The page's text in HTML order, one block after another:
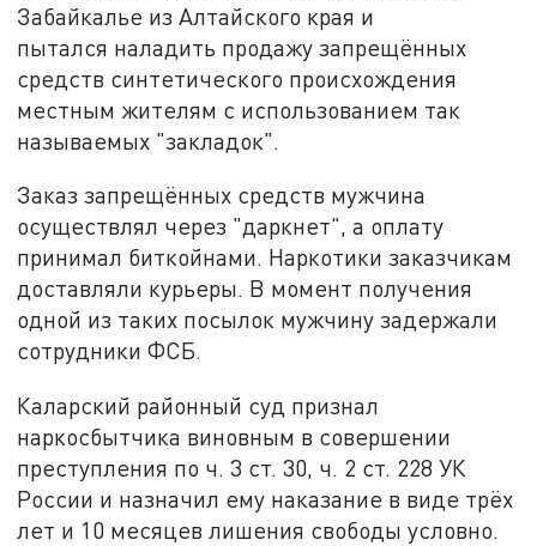
Забайкалье из Алтайского края и
пытался наладить продажу запрещённых
средств синтетического происхождения
местным жителям с использованием так
называемых "закладок".
Заказ запрещённых средств мужчина
осуществлял через "даркнет", а оплату
принимал биткойнами. Наркотики заказчикам
доставляли курьеры. В момент получения
одной из таких посылок мужчину задержали
сотрудники ФСБ.
Каларский районный суд признал
наркосбытчика виновным в совершении
преступления по ч. 3 ст. 30, ч. 2 ст. 228 УК
России и назначил ему наказание в виде трёх
лет и 10 месяцев лишения свободы условно.